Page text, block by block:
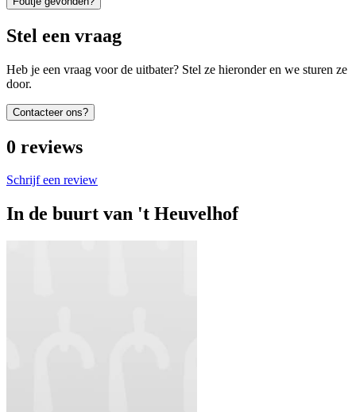
Stel een vraag
Heb je een vraag voor de uitbater? Stel ze hieronder en we sturen ze
door.
Contacteer ons?
0 reviews
Schrijf een review
In de buurt van 't Heuvelhof